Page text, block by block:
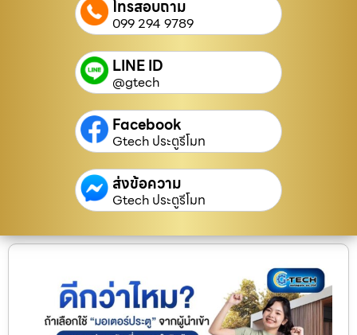
โทรสอบถาม
099 294 9789
LINE ID
@gtech
Facebook
Gtech ประตูรีโมท
ส่งข้อความ
Gtech ประตูรีโมท